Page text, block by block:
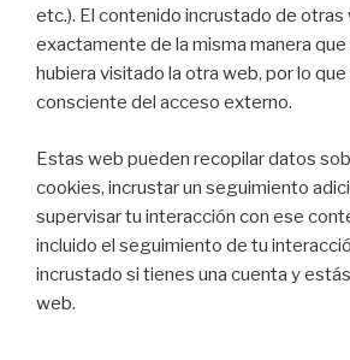
etc.). El contenido incrustado de
exactamente de la misma manera
hubiera visitado la otra web, por lo
consciente del acceso externo.
Estas web pueden recopilar datos
cookies, incrustar un seguimiento
supervisar tu interacción con ese
incluido el seguimiento de tu
incrustado si tienes una cuenta y
web.